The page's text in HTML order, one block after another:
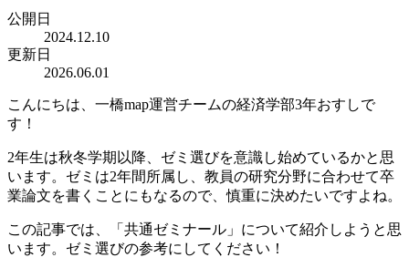
公開日
2024.12.10
更新日
2026.06.01
こんにちは、一橋map運営チームの経済学部3年おすしで
す！
2年生は秋冬学期以降、ゼミ選びを意識し始めているかと思
います。ゼミは2年間所属し、教員の研究分野に合わせて卒
業論文を書くことにもなるので、慎重に決めたいですよね。
この記事では、「共通ゼミナール」について紹介しようと思
います。ゼミ選びの参考にしてください！